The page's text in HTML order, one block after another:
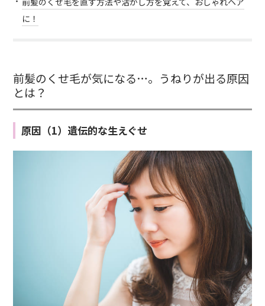
に！
前髪のくせ毛が気になる…。うねりが出る原因
とは？
原因（1）遺伝的な生えぐせ